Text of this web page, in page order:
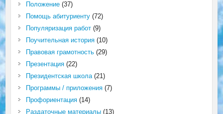
Положение(37)
Помощь абитуриенту(72)
Популяризация работ(9)
Поучительная история(10)
Правовая грамотность(29)
Презентация(22)
Президентская школа(21)
Программы / приложения(7)
Профориентация(14)
Раздаточные материалы(13)